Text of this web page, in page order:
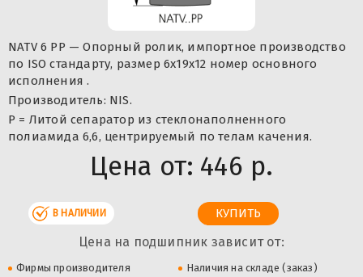
NATV 6 PP — Опорный ролик, импортное производство
по ISO стандарту, размер 6x19x12 номер основного
исполнения .
Производитель: NIS.
P = Литой сепаратор из стеклонаполненного
полиамида 6,6, центрируемый по телам качения.
Цена от: 446 р.
В НАЛИЧИИ
Цена на подшипник зависит от:
Фирмы производителя
Наличия на складе (заказ)